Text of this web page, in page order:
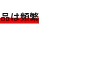
は頻繁